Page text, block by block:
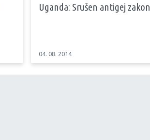
Uganda: Srušen antigej zakon
04. 08. 2014